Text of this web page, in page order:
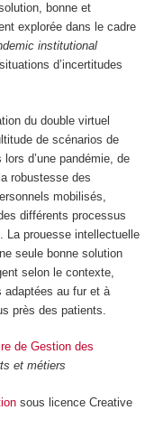
bonne et
explorée dans le cadre
institutional
d’incertitudes
du double virtuel
de scénarios de
d’une pandémie, de
robustesse des
mobilisés,
différents processus
La prouesse intellectuelle
seule bonne solution
selon le contexte,
adaptées au fur et à
près des patients.
de Gestion des
et métiers
sous licence Creative